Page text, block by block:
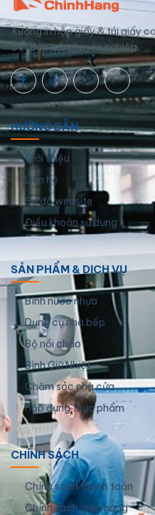
Xưởng in hộp giấy & túi giấy
UV, dập nổi chuyên nghiệp.
HƯỚNG DẪN
Giới thiệu
Liên hệ
Sơ đồ website
Điều khoản sử dụng
SẢN PHẨM & DỊCH VỤ
Bình nước nhựa
Dụng cụ nhà bếp
Bộ nồi chảo
Bình Giữ Nhiệt
Chăm sóc nhà cửa
Hộp đựng thực phẩm
CHÍNH SÁCH
Chính sách thanh toán
Chính sách giao hàng